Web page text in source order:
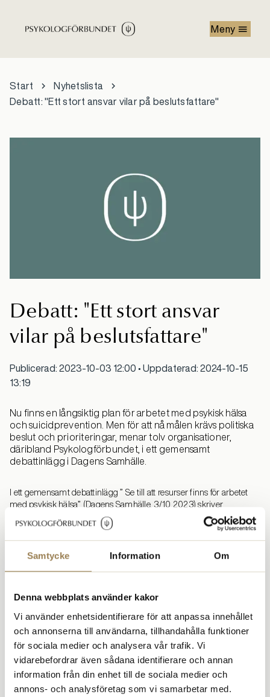
Samtycke Information Om
Denna webbplats använder kakor
Vi använder enhetsidentifierare för att anpassa innehållet
och annonserna till användarna, tillhandahålla funktioner
för sociala medier och analysera vår trafik. Vi
vidarebefordrar även sådana identifierare och annan
information från din enhet till de sociala medier och
annons- och analysföretag som vi samarbetar med.
Meny
Start
Nyhetslista
Debatt: "Ett stort ansvar vilar på beslutsfattare"
Debatt: "Ett stort ansvar
vilar på beslutsfattare"
Publicerad: 2023-10-03 12:00 • Uppdaterad: 2024-10-15
13:19
Nu finns en långsiktig plan för arbetet med psykisk hälsa
och suicidprevention. Men för att nå målen krävs politiska
beslut och prioriteringar, menar tolv organisationer,
däribland Psykologförbundet, i ett gemensamt
debattinlägg i Dagens Samhälle.
I ett gemensamt debattinlägg ” Se till att resurser finns för arbetet
med psykisk hälsa” (Dagens Samhälle, 3/10 2023) skriver
Psykologförbundets ordförande Kristina Taylor tillsammans med
representanter för elva andra organisationer vad som nu krävs för att
”göra verkstad” av innehållet i den tioåriga strategin som
Socialstyrelsen tillsammans med Folkhälsomyndigheten tagit fram
– Vi välkomnar den långsiktiga strategin för arbetet med psykisk
hälsa och suicidprevention, säger Kristina Taylor och fortsätter:
– Men en strategi utan politiska prioriteringar och beslut kommer
inte leda någonstans. Därför vilar nu ett stort ansvar på våra
beslutsfattare att se till att tillsätta resurser och den styrning som
krävs. För att omvandla strategin till konkreta aktiviteter måste hela
undertecknande organisationer, vill och behöver bidra med vår